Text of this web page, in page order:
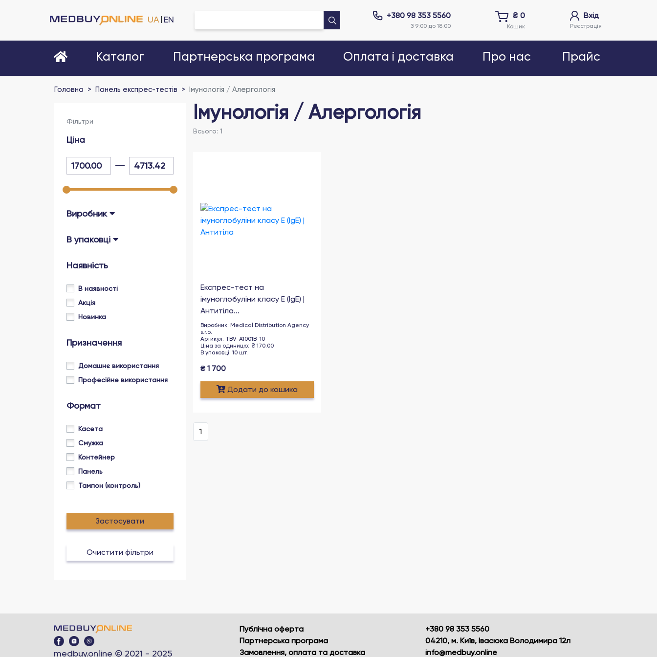
UA | EN +380 98 353 5560
З 9:00 до 18:00
₴0
Кошик
Вхід
Реєстрація
Каталог Партнерська програма Оплата і доставка Про нас Прайс
Головна Панель експрес-тестів Імунологія / Алергологія
Фільтри
Ціна
Виробник
В упаковці
Наявність
В наявності
Акція
Новинка
Призначення
Домашнє використання
Професійне використання
Формат
Касета
Смужка
Контейнер
Панель
Тампон (контроль)
Застосувати
Очистити фільтри
Імунологія / Алергологія
Всього: 1
Експрес-тест на
імуноглобуліни класу E (IgE) |
Антитіла...
Виробник: Medical Distribution Agency
s.r.o.
Артикул: TBV-A1001B-10
Ціна за одиницю: ₴ 170.00
В упаковці: 10 шт.
₴ 1 700
Додати до кошика
1
medbuy.online © 2021 - 2025
Публічна оферта
Партнерська програма
Замовлення, оплата та доставка
+380 98 353 5560
04210, м. Київ, Івасюка Володимира 12л
info@medbuy.online